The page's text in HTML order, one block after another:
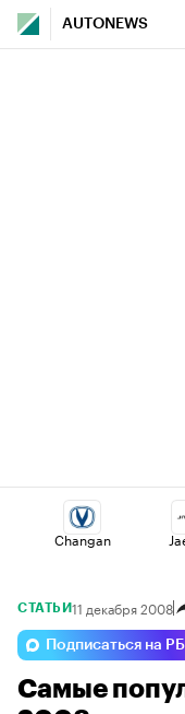
AUTONEWS
Changan
Esteo
Volga
СТАТЬИ11 декабря 2008
Подписаться на
Самые